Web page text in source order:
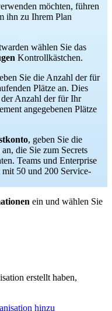
möchten, führen
ihn zu Ihrem Plan
wählen Sie das
Kontrollkästchen.
Sie die Anzahl der für
Plätze an. Dies
Anzahl der für Ihr
angegebenen Plätze
, geben Sie die
die Sie zum Secrets
Teams und Enterprise
50 und 200 Service-
ein und wählen Sie
erstellt haben,
hinzu